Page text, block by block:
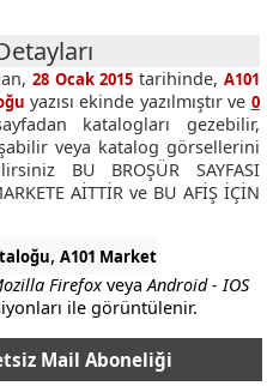
28 Ocak 2015tarihinde, A101
yazısı ekinde yazılmıştır ve 0
katalogları gezebilir,
veya katalog görsellerini
BU BROŞÜR SAYFASI
AİTTİR ve BU AFİŞ İÇİN
, A101 Market
Firefox veyaAndroid - IOS
ile görüntülenir.
Mail Aboneliği